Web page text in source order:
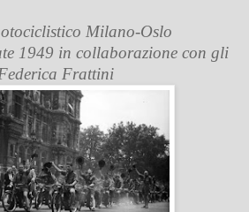
Milano-Oslo
1949 in collaborazione con gli
Frattini